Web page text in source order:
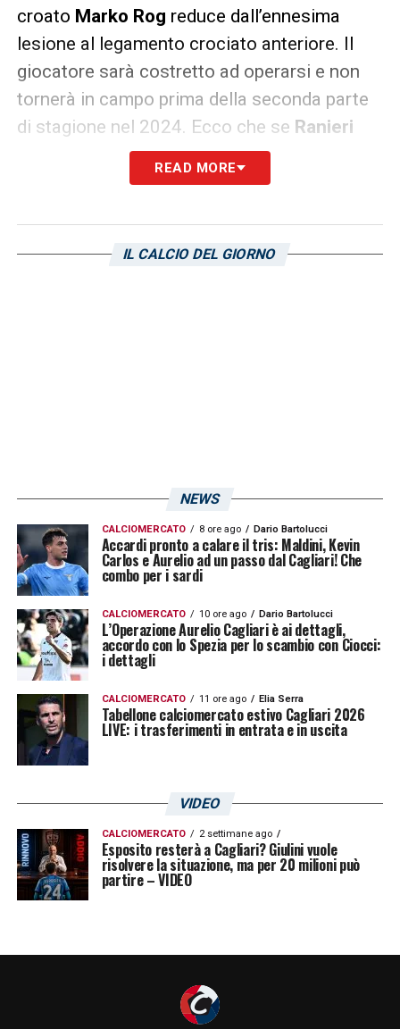
croato Marko Rog reduce dall’ennesima
lesione al legamento crociato anteriore. Il
giocatore sarà costretto ad operarsi e non
tornerà in campo prima della seconda parte
di stagione nel 2024. Ecco che se Ranieri
dovesse richiedere alla società un nuovo
innesto a centrocampo, oltre al già seguito
contratto e in uscita dal club granata. Lo
READ MORE
IL CALCIO DEL GIORNO
NEWS
CALCIOMERCATO 8 ore ago Dario Bartolucci
Accardi pronto a calare il tris: Maldini, Kevin
Carlos e Aurelio ad un passo dal Cagliari! Che
combo per i sardi
CALCIOMERCATO 10 ore ago Dario Bartolucci
L’Operazione Aurelio Cagliari è ai dettagli,
accordo con lo Spezia per lo scambio con Ciocci:
i dettagli
CALCIOMERCATO 11 ore ago Elia Serra
Tabellone calciomercato estivo Cagliari 2026
LIVE: i trasferimenti in entrata e in uscita
VIDEO
CALCIOMERCATO 2 settimane ago
Esposito resterà a Cagliari? Giulini vuole
risolvere la situazione, ma per 20 milioni può
partire – VIDEO